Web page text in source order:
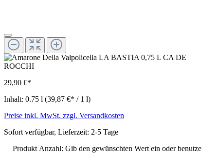
29,90 €*
Inhalt: 0.75 l (39,87 €* / 1 l)
Preise inkl. MwSt. zzgl. Versandkosten
Sofort verfügbar, Lieferzeit: 2-5 Tage
Produkt Anzahl: Gib den gewünschten Wert ein oder benutze